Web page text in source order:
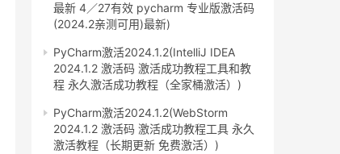
最新 4／27有效 pycharm 专业版激活码
(2024.2亲测可用)最新)
PyCharm激活2024.1.2(IntelliJ IDEA
2024.1.2 激活码 激活成功教程工具和教
程 永久激活成功教程（全家桶激活）)
PyCharm激活2024.1.2(WebStorm
2024.1.2 激活码 激活成功教程工具 永久
激活教程（长期更新 免费激活）)